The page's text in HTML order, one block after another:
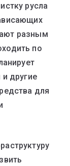
русла
разным
по
другие
для